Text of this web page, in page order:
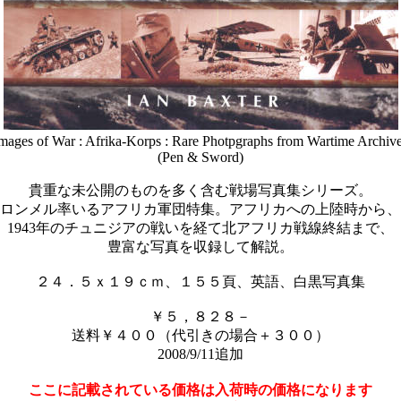
of War : Afrika-Korps : Rare Photpgraphs from Wartime
(Pen & Sword)
貴重な未公開のものを多く含む戦場写真集シリーズ。
ロンメル率いるアフリカ軍団特集。アフリカへの上陸時から、
1943年のチュニジアの戦いを経て北アフリカ戦線終結まで、
豊富な写真を収録して解説。
２４．５ｘ１９ｃｍ、１５５頁、英語、白黒写真集
￥５，８２８－
送料￥４００（代引きの場合＋３００）
2008/9/11追加
ここに記載されている価格は入荷時の価格になります